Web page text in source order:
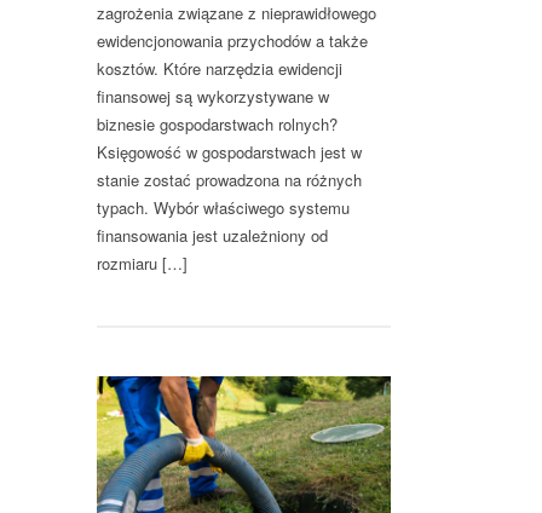
zagrożenia związane z nieprawidłowego
ewidencjonowania przychodów a także
kosztów. Które narzędzia ewidencji
finansowej są wykorzystywane w
biznesie gospodarstwach rolnych?
Księgowość w gospodarstwach jest w
stanie zostać prowadzona na różnych
typach. Wybór właściwego systemu
finansowania jest uzależniony od
rozmiaru […]